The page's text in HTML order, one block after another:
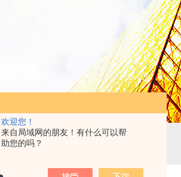
欢迎您！
来自局域网的朋友！有什么可以帮
助您的吗？
能水质采样器